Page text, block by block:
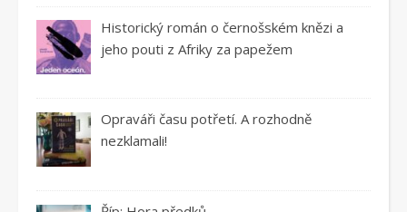
Historický román o černošském knězi a
jeho pouti z Afriky za papežem
Opraváři času potřetí. A rozhodně
nezklamali!